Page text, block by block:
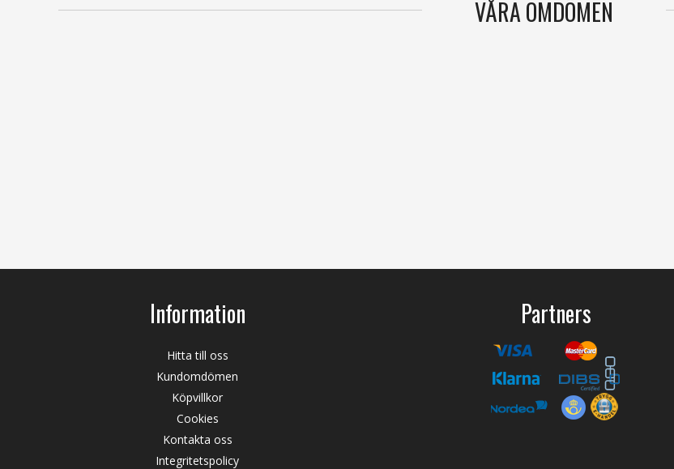
VÅRA OMDÖMEN
Information
Hitta till oss
Kundomdömen
Köpvillkor
Cookies
Kontakta oss
Integritetspolicy
Partners